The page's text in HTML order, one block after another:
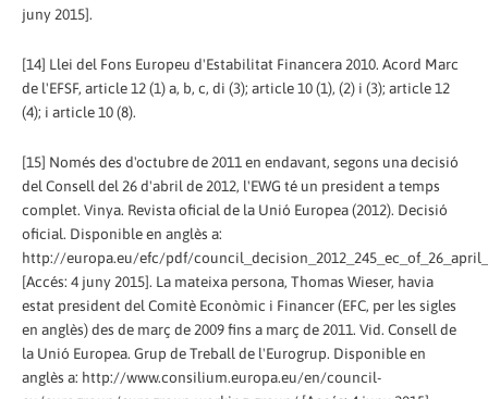
juny 2015].
[14] Llei del Fons Europeu d'Estabilitat Financera 2010. Acord Marc
de l'EFSF, article 12 (1) a, b, c, di (3); article 10 (1), (2) i (3); article 12
(4); i article 10 (8).
[15] Només des d'octubre de 2011 en endavant, segons una decisió
del Consell del 26 d'abril de 2012, l'EWG té un president a temps
complet. Vinya. Revista oficial de la Unió Europea (2012). Decisió
oficial. Disponible en anglès a:
http://europa.eu/efc/pdf/
[Accés: 4 juny 2015]. La mateixa persona, Thomas Wieser, havia
estat president del Comitè Econòmic i Financer (EFC, per les sigles
en anglès) des de març de 2009 fins a març de 2011. Vid. Consell de
la Unió Europea. Grup de Treball de l'Eurogrup. Disponible en
anglès a: http://www.consilium.europa.eu/en/council-